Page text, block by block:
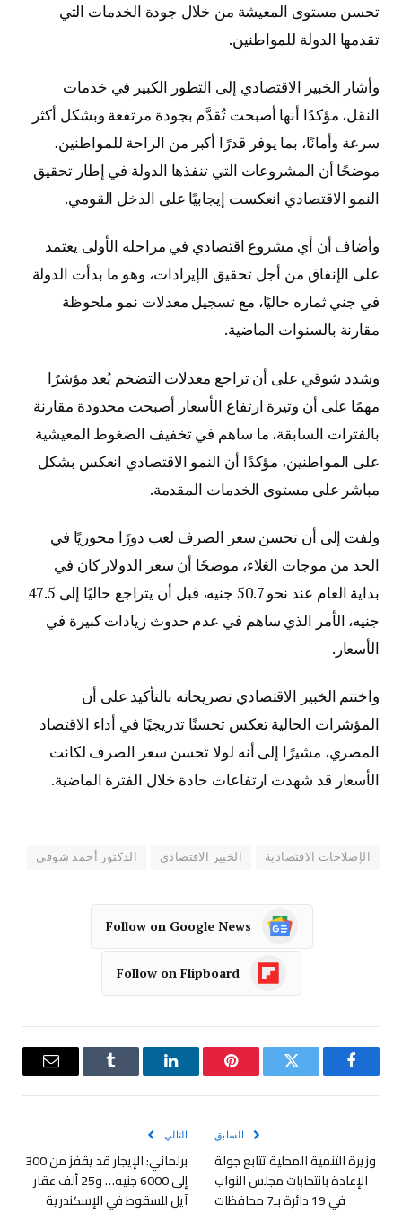
تحسن مستوى المعيشة من خلال جودة الخدمات التي
تقدمها الدولة للمواطنين.
وأشار الخبير الاقتصادي إلى التطور الكبير في خدمات
النقل، مؤكدًا أنها أصبحت تُقدَّم بجودة مرتفعة وبشكل أكثر
سرعة وأمانًا، بما يوفر قدرًا أكبر من الراحة للمواطنين،
موضحًا أن المشروعات التي تنفذها الدولة في إطار تحقيق
النمو الاقتصادي انعكست إيجابيًا على الدخل القومي.
وأضاف أن أي مشروع اقتصادي في مراحله الأولى يعتمد
على الإنفاق من أجل تحقيق الإيرادات، وهو ما بدأت الدولة
في جني ثماره حاليًا، مع تسجيل معدلات نمو ملحوظة
مقارنة بالسنوات الماضية.
وشدد شوقي على أن تراجع معدلات التضخم يُعد مؤشرًا
مهمًا على أن وتيرة ارتفاع الأسعار أصبحت محدودة مقارنة
بالفترات السابقة، ما ساهم في تخفيف الضغوط المعيشية
على المواطنين، مؤكدًا أن النمو الاقتصادي انعكس بشكل
مباشر على مستوى الخدمات المقدمة.
ولفت إلى أن تحسن سعر الصرف لعب دورًا محوريًا في
الحد من موجات الغلاء، موضحًا أن سعر الدولار كان في
بداية العام عند نحو 50.7 جنيه، قبل أن يتراجع حاليًا إلى 47.5
جنيه، الأمر الذي ساهم في عدم حدوث زيادات كبيرة في
الأسعار.
واختتم الخبير الاقتصادي تصريحاته بالتأكيد على أن
المؤشرات الحالية تعكس تحسنًا تدريجيًا في أداء الاقتصاد
المصري، مشيرًا إلى أنه لولا تحسن سعر الصرف لكانت
الأسعار قد شهدت ارتفاعات حادة خلال الفترة الماضية.
الإصلاحات الاقتصادية الخبير الاقتصادي الدكتور أحمد شوقي
Follow on Google News
Follow on Flipboard
فيسبوك تويتر بينتيريستلينكدإن Tumblr
البريد
السابق
وزيرة التنمية المحلية تتابع جولة
الإعادة بانتخابات مجلس النواب
في 19 دائرة بـ7 محافظات
التالي
برلماني: الإيجار قد يقفز من 300
إلى 6000 جنيه… و25 ألف عقار
آيل للسقوط في الإسكندرية